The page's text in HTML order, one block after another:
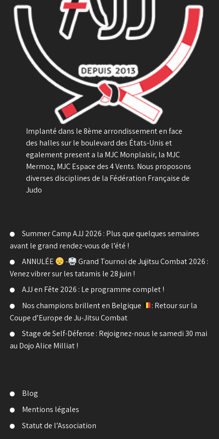
Implanté dans le 8ème arrondissement en face
des halles sur le boulevard des États-Unis et
egalement present a la MJC Monplaisir, la MJC
Mermoz, MJC Espace des 4 Vents. Nous proposons
diverses disciplines de la Fédération Française de
Judo
Summer Camp AJJ 2026 : Plus que quelques semaines
avant le grand rendez-vous de l’été !
ANNULÉE
-
Grand Tournoi de Jujitsu Combat 2026 :
Venez vibrer sur les tatamis le 28 juin !
AJJ en Fête 2026 : Le programme complet !
Nos champions brillent en Belgique
: Retour sur la
Coupe d’Europe de Ju-Jitsu Combat
Stage de Self-Défense : Rejoignez-nous le samedi 30 mai
au Dojo Alice Milliat !
Blog
Mentions légales
Statut de l’Association